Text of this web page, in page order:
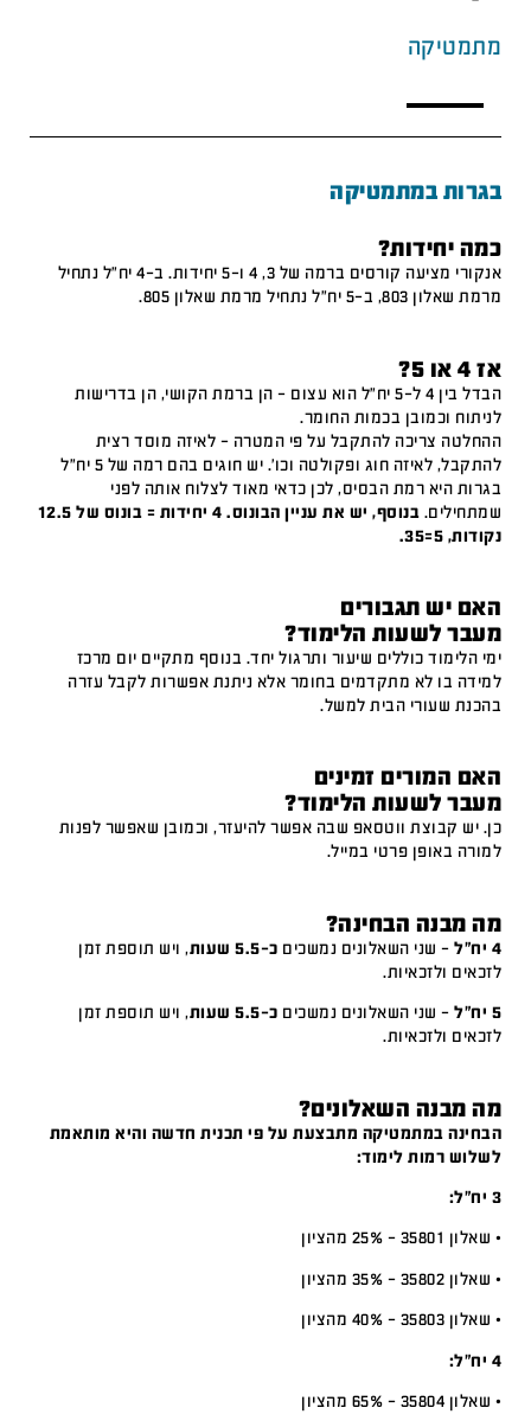
מתמטיקה
בגרות במתמטיקה
כמה יחידות?
אנקורי מציעה קורסים ברמה של 3, 4 ו-5 יחידות. ב-4 יח"ל נתחיל
מרמת שאלון 803, ב-5 יח"ל נתחיל מרמת שאלון 805.
אז 4 או 5?
הבדל בין 4 ל-5 יח"ל הוא עצום – הן ברמת הקושי, הן בדרישות
לניתוח וכמובן בכמות החומר.
ההחלטה צריכה להתקבל על פי המטרה – לאיזה מוסד רצית
להתקבל, לאיזה חוג ופקולטה וכו'. יש חוגים בהם רמה של 5 יח"ל
בגרות היא רמת הבסיס, לכן כדאי מאוד לצלוח אותה לפני
שמתחילים.
בנוסף, יש את עניין הבונוס. 4 יחידות = בונוס של 12.5
נקודות, 5=35.
האם יש תגבורים
מעבר לשעות הלימוד?
ימי הלימוד כוללים שיעור ותרגול יחד. בנוסף מתקיים יום מרכז
למידה בו לא מתקדמים בחומר אלא ניתנת אפשרות לקבל עזרה
בהכנת שעורי הבית למשל.
האם המורים זמינים
מעבר לשעות הלימוד?
כן. יש קבוצת ווטסאפ שבה אפשר להיעזר, וכמובן שאפשר לפנות
למורה באופן פרטי במייל.
מה מבנה הבחינה?
4 יח"ל – שני השאלונים נמשכים כ-5.5 שעות
, ויש תוספת זמן
לזכאים ולזכאיות.
5 יח"ל – שני השאלונים נמשכים כ-5.5 שעות
, ויש תוספת זמן
לזכאים ולזכאיות.
מה מבנה השאלונים?
הבחינה במתמטיקה מתבצעת על פי תכנית חדשה והיא מותאמת
לשלוש רמות לימוד:
3 יח”ל:
• שאלון 35801 – 25% מהציון
• שאלון 35802 – 35% מהציון
• שאלון 35803 – 40% מהציון
4 יח”ל:
• שאלון 35804 – 65% מהציון